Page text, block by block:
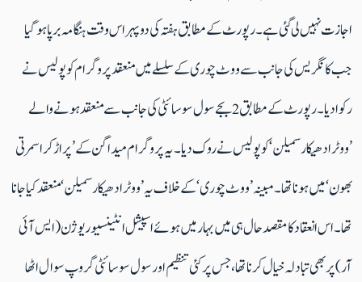
اجازت نہیں لی گئی ہے ۔ رپورٹ کے مطابق ہفتہ کی دوپہر اس وقت ہنگامہ برپا ہو گیا
جب کانگریس کی جانب سے ووٹ چوری کے سلسلے میں منعقد پروگرام کو پولیس نے
رکوا دیا۔رپورٹ کے مطابق 2 بجے سول سوسائٹی کی جانب سے منعقد ہونے والے
’ووٹر ادھیکار سمیلن‘ کو پولیس نے روک دیا۔ یہ پروگرام میداگن کے ’پراڑکر اسمرتی
بھون‘ میں ہونا تھا۔ مبینہ ’ووٹ چوری‘ کے خلاف یہ ’ووٹر ادھیکار سمیلن‘ منعقد کیا جانا
تھا۔ اس انعقاد کا مقصد حال ہی میں بہار میں ہوئے اسپیشل انٹینسیو ریوژن (ایس آئی
آر) پر بھی تبادلہ خیال کرنا تھا، جس پر کئی تنظیم اور سول سوسائٹی گروپ سوال اٹھا